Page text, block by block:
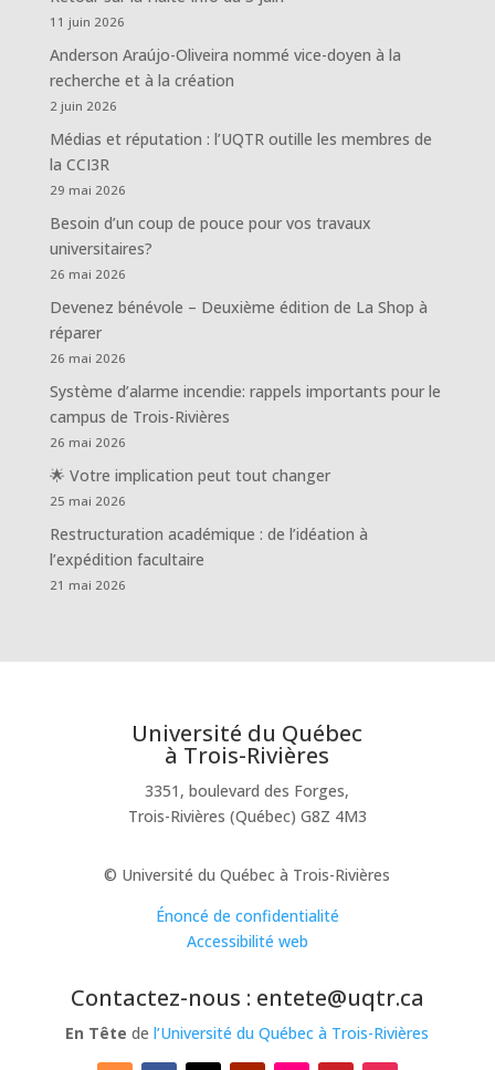
11 juin 2026
Anderson Araújo-Oliveira nommé vice-doyen à la
recherche et à la création
2 juin 2026
Médias et réputation : l’UQTR outille les membres de
la CCI3R
29 mai 2026
Besoin d’un coup de pouce pour vos travaux
universitaires?
26 mai 2026
Devenez bénévole – Deuxième édition de La Shop à
réparer
26 mai 2026
Système d’alarme incendie: rappels importants pour le
campus de Trois-Rivières
26 mai 2026
🌟 Votre implication peut tout changer
25 mai 2026
Restructuration académique : de l’idéation à
l’expédition facultaire
21 mai 2026
Université du Québec
à Trois-Rivières
3351, boulevard des Forges,
Trois-Rivières (Québec) G8Z 4M3
© Université du Québec à Trois-Rivières
Énoncé de confidentialité
Accessibilité web
Contactez-nous : entete@uqtr.ca
En Tête del’Université du Québec à Trois-Rivières